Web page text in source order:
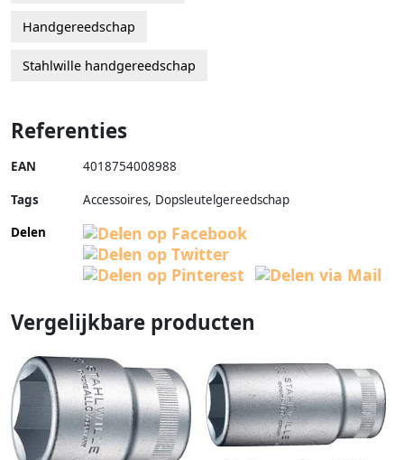
Handgereedschap
Stahlwille handgereedschap
Referenties
EAN 4018754008988
Tags
Accessoires, Dopsleutelgereedschap
Delen
Vergelijkbare producten